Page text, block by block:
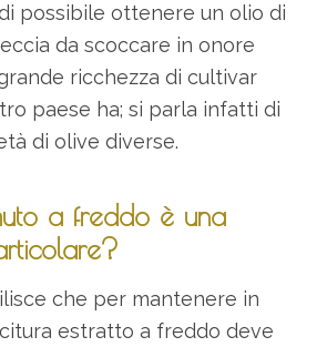
possibile ottenere un olio di
da scoccare in onore
ricchezza di cultivar
paese ha; si parla infatti di
di olive diverse.
a freddo è una
che per mantenere in
estratto a freddo deve